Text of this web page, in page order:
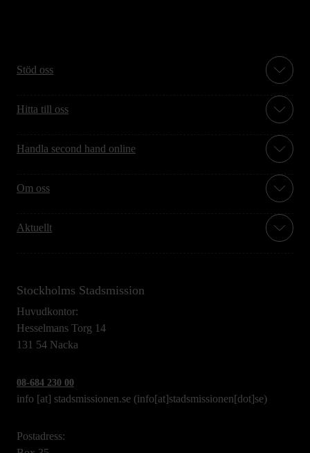
Stöd oss
Hitta till oss
Handla second hand online
Om oss
Aktuellt
Stockholms Stadsmission
Huvudkontor:
Hesselmans Torg 14
131 54 Nacka
08-684 230 00
info [at] stadsmissionen.se (info[at]stadsmissionen[dot]se)
Postadress: